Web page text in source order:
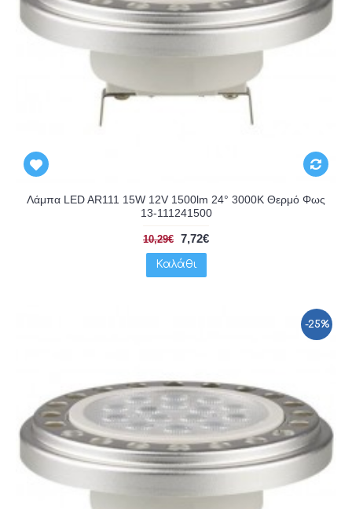
Λάμπα LED AR111 15W 12V 1500lm 24° 3000K Θερμό Φως
13-111241500
10,29€ 7,72€
Καλάθι
-25%